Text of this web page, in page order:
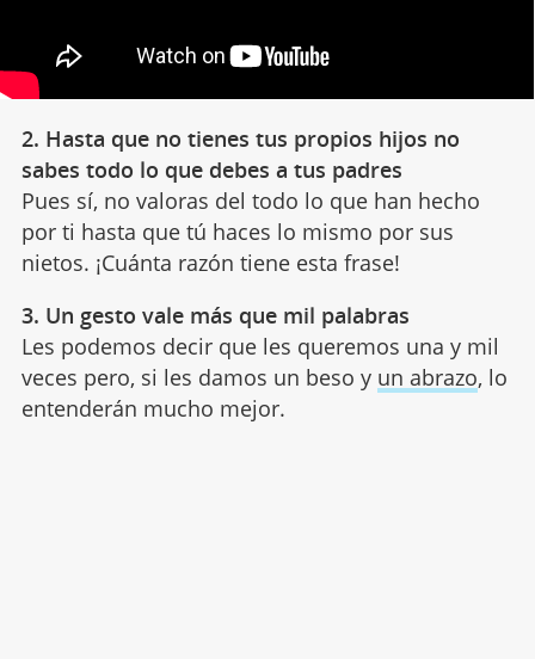
2. Hasta que no tienes tus propios hijos no
sabes todo lo que debes a tus padres
Pues sí, no valoras del todo lo que han hecho
por ti hasta que tú haces lo mismo por sus
nietos. ¡Cuánta razón tiene esta frase!
3. Un gesto vale más que mil palabras
Les podemos decir que les queremos una y mil
veces pero, si les damos un beso y un abrazo, lo
entenderán mucho mejor.